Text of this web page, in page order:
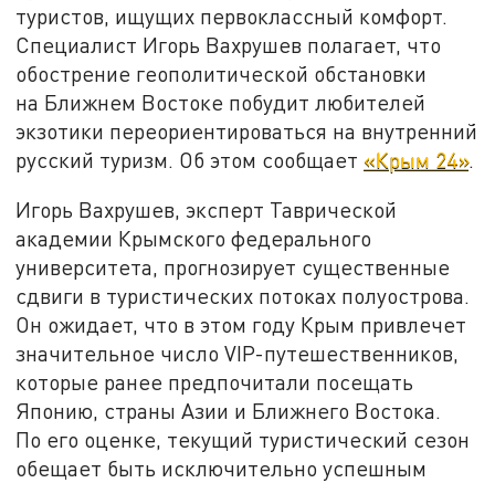
туристов, ищущих первоклассный комфорт.
Специалист Игорь Вахрушев полагает, что
обострение геополитической обстановки
на Ближнем Востоке побудит любителей
экзотики переориентироваться на внутренний
русский туризм. Об этом сообщает «Крым 24».
Игорь Вахрушев, эксперт Таврической
академии Крымского федерального
университета, прогнозирует существенные
сдвиги в туристических потоках полуострова.
Он ожидает, что в этом году Крым привлечет
значительное число VIP-путешественников,
которые ранее предпочитали посещать
Японию, страны Азии и Ближнего Востока.
По его оценке, текущий туристический сезон
обещает быть исключительно успешным